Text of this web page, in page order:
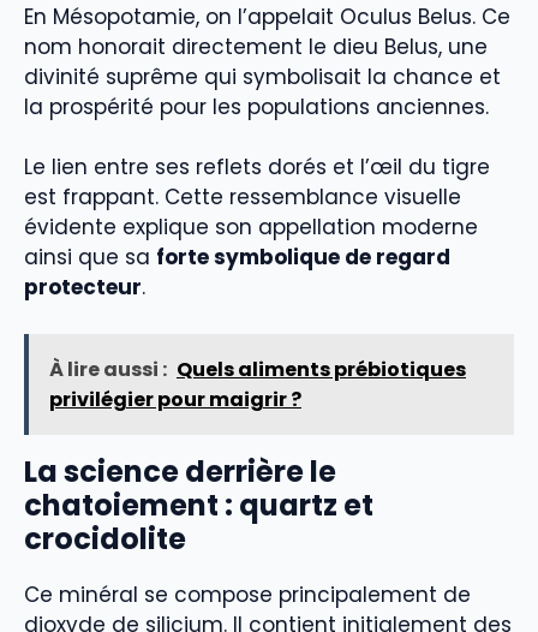
En Mésopotamie, on l’appelait Oculus Belus. Ce
nom honorait directement le dieu Belus, une
divinité suprême qui symbolisait la chance et
la prospérité pour les populations anciennes.
Le lien entre ses reflets dorés et l’œil du tigre
est frappant. Cette ressemblance visuelle
évidente explique son appellation moderne
ainsi que sa forte symbolique de regard
protecteur.
À lire aussi : Quels aliments prébiotiques
privilégier pour maigrir ?
La science derrière le
chatoiement : quartz et
crocidolite
Ce minéral se compose principalement de
dioxyde de silicium. Il contient initialement des